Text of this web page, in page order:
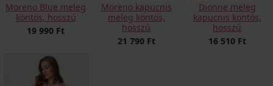
Moreno Blue meleg
köntös, hosszú
19 990 Ft
Moreno kapucnis
meleg köntös,
hosszú
21 790 Ft
Dionne meleg
kapucnis köntös,
hosszú
16 510 Ft